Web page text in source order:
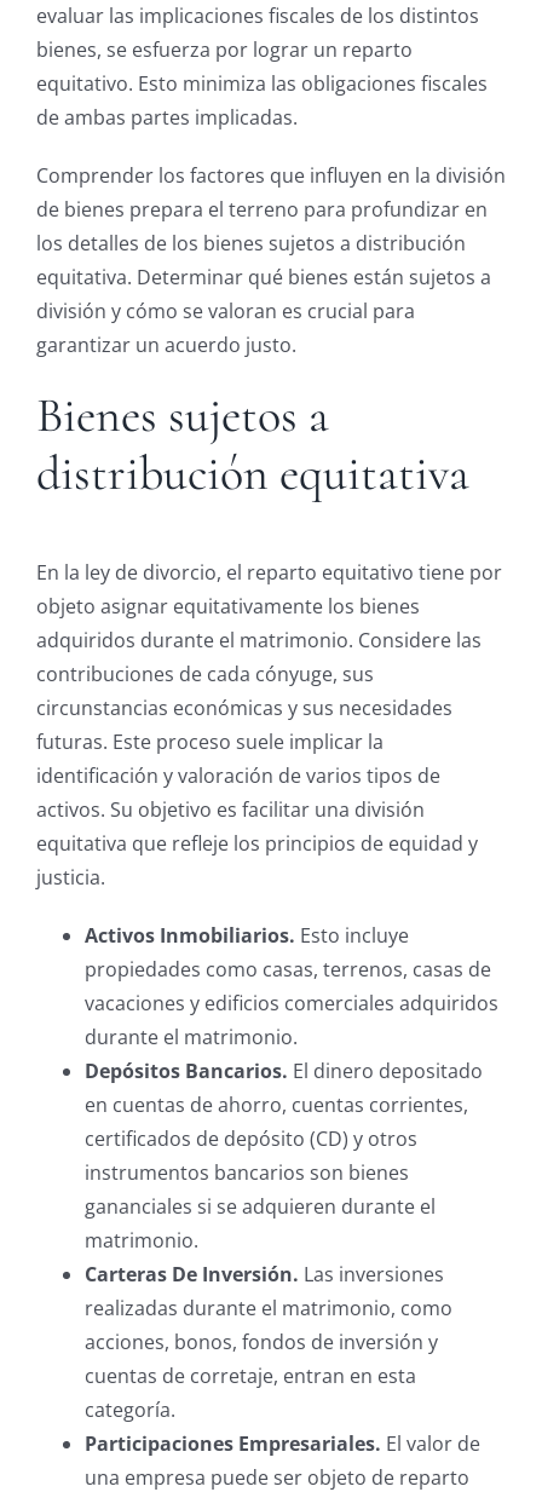
evaluar las implicaciones fiscales de los distintos
bienes, se esfuerza por lograr un reparto
equitativo. Esto minimiza las obligaciones fiscales
de ambas partes implicadas.
Comprender los factores que influyen en la división
de bienes prepara el terreno para profundizar en
los detalles de los bienes sujetos a distribución
equitativa. Determinar qué bienes están sujetos a
división y cómo se valoran es crucial para
garantizar un acuerdo justo.
Bienes sujetos a
distribución equitativa
En la ley de divorcio, el reparto equitativo tiene por
objeto asignar equitativamente los bienes
adquiridos durante el matrimonio. Considere las
contribuciones de cada cónyuge, sus
circunstancias económicas y sus necesidades
futuras. Este proceso suele implicar la
identificación y valoración de varios tipos de
activos. Su objetivo es facilitar una división
equitativa que refleje los principios de equidad y
justicia.
Activos Inmobiliarios. Esto incluye
propiedades como casas, terrenos, casas de
vacaciones y edificios comerciales adquiridos
durante el matrimonio.
Depósitos Bancarios. El dinero depositado
en cuentas de ahorro, cuentas corrientes,
certificados de depósito (CD) y otros
instrumentos bancarios son bienes
gananciales si se adquieren durante el
matrimonio.
Carteras De Inversión. Las inversiones
realizadas durante el matrimonio, como
acciones, bonos, fondos de inversión y
cuentas de corretaje, entran en esta
categoría.
Participaciones Empresariales. El valor de
una empresa puede ser objeto de reparto